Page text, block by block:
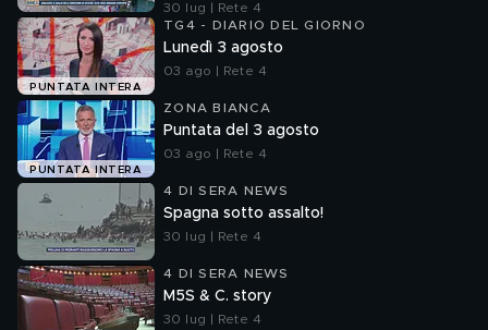
30 lug | Rete 4
PUNTATA INTERA
TG4 - DIARIO DEL GIORNO
Lunedì 3 agosto
03 ago | Rete 4
PUNTATA INTERA
ZONA BIANCA
Puntata del 3 agosto
03 ago | Rete 4
4 DI SERA NEWS
Spagna sotto assalto!
30 lug | Rete 4
4 DI SERA NEWS
M5S & C. story
30 lug | Rete 4